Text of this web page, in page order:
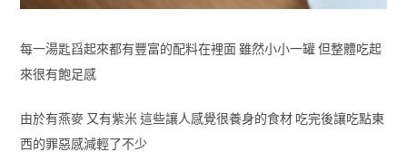
每一湯匙舀起來都有豐富的配料在裡面 雖然小小一罐 但整體吃起
來很有飽足感
由於有燕麥 又有紫米 這些讓人感覺很養身的食材 吃完後讓吃點東
西的罪惡感減輕了不少